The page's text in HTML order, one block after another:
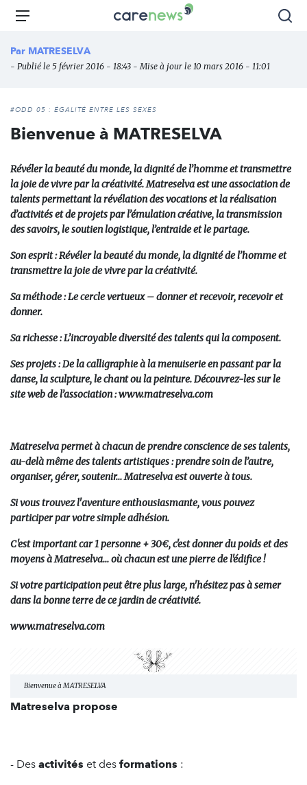
Aller
principal
Carenews,
des
l'engagement
Menu
Par MATRESELVA
- Publié le 5 février 2016 - 18:43 - Mise à jour le 10 mars 2016 - 11:01
#ODD 05 : ÉGALITÉ ENTRE LES SEXES
Bienvenue à MATRESELVA
Révéler la beauté du monde, la dignité de l’homme et transmettre
la joie de vivre par la créativité.Matreselva est une association de
talents permettant la révélation des vocations et la réalisation
d’activités et de projets par l’émulation créative, la transmission
des savoirs, le soutien logistique, l’entraide et le partage.
Son esprit: Révéler la beauté du monde, la dignité de l’homme et
transmettre la joie de vivre par la créativité.
Sa méthode: Le cercle vertueux – donner et recevoir, recevoir et
donner.
Sa richesse: L’incroyable diversité des talents qui la composent.
Ses projets: De la calligraphie à la menuiserie en passant par la
danse, la sculpture, le chant ou la peinture. Découvrez-les sur le
site web de l’association :www.matreselva.com
Matreselvapermet à chacun de prendre conscience de ses talents,
au-delà même des talents artistiques : prendre soin de l’autre,
organiser, gérer, soutenir… Matreselva est ouverte à tous.
Si vous trouvez l'aventure enthousiasmante, vous pouvez
participerpar votre simple adhésion.
C'est important car 1 personne + 30€, c'estdonner du poids et des
moyens à Matreselva... où chacun est une pierre de l'édifice !
Si votre participation peut être plus large, n'hésitez pas à semer
dans la bonne terre de ce jardin de créativité.
www.matreselva.com
Bienvenue à MATRESELVA
Matreselva propose
- Des activités et des formations :